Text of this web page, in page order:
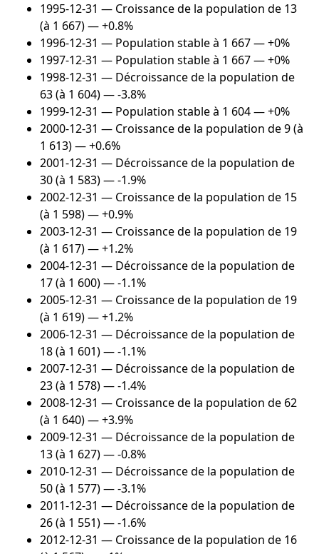
1995-12-31 — Croissance de la population de 13
(à 1 667) — +0.8%
1996-12-31 — Population stable à 1 667 — +0%
1997-12-31 — Population stable à 1 667 — +0%
1998-12-31 — Décroissance de la population de
63 (à 1 604) — -3.8%
1999-12-31 — Population stable à 1 604 — +0%
2000-12-31 — Croissance de la population de 9 (à
1 613) — +0.6%
2001-12-31 — Décroissance de la population de
30 (à 1 583) — -1.9%
2002-12-31 — Croissance de la population de 15
(à 1 598) — +0.9%
2003-12-31 — Croissance de la population de 19
(à 1 617) — +1.2%
2004-12-31 — Décroissance de la population de
17 (à 1 600) — -1.1%
2005-12-31 — Croissance de la population de 19
(à 1 619) — +1.2%
2006-12-31 — Décroissance de la population de
18 (à 1 601) — -1.1%
2007-12-31 — Décroissance de la population de
23 (à 1 578) — -1.4%
2008-12-31 — Croissance de la population de 62
(à 1 640) — +3.9%
2009-12-31 — Décroissance de la population de
13 (à 1 627) — -0.8%
2010-12-31 — Décroissance de la population de
50 (à 1 577) — -3.1%
2011-12-31 — Décroissance de la population de
26 (à 1 551) — -1.6%
2012-12-31 — Croissance de la population de 16